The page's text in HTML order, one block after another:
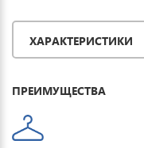
снеге или ледяном дожде
наружу, сохраняя
куртку можно для
ХАРАКТЕРИСТИКИ
ПРЕИМУЩЕСТВА